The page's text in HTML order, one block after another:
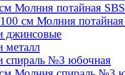
Молния потайная SBS
см Молния
джинсовые
металл
спираль №3 юбочная